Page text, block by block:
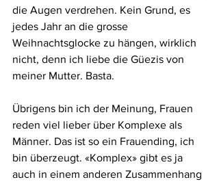
die Augen verdrehen. Kein Grund, es
jedes Jahr an die grosse
Weihnachtsglocke zu hängen, wirklich
nicht, denn ich liebe die Güezis von
meiner Mutter. Basta.
Übrigens bin ich der Meinung, Frauen
reden viel lieber über Komplexe als
Männer. Das ist so ein Frauending, ich
bin überzeugt. «Komplex» gibt es ja
auch in einem anderen Zusammenhang